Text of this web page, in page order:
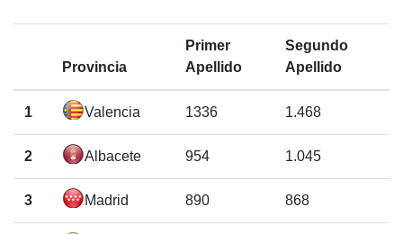
Provincia
Primer
Apellido
Segundo
Apellido
1 Valencia 1336 1.468
2 Albacete 954 1.045
3 Madrid 890 868